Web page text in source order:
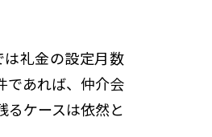
礼金の設定月数
であれば、仲介会
ケースは依然と